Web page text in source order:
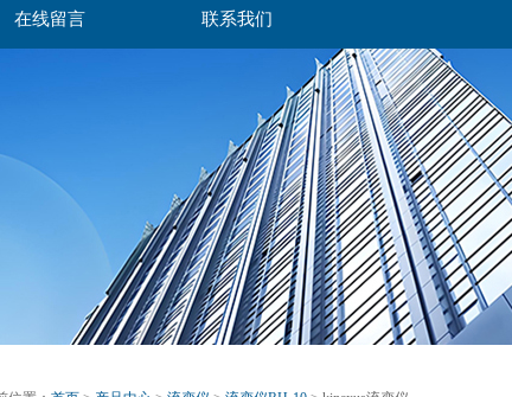
在线留言 联系我们